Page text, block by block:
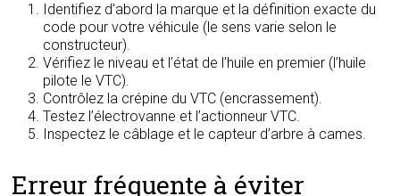
Identifiez d’abord la marque et la définition exacte du
code pour votre véhicule (le sens varie selon le
constructeur).
Vérifiez le niveau et l’état de l’huile en premier (l’huile
pilote le VTC).
Contrôlez la crépine du VTC (encrassement).
Testez l’électrovanne et l’actionneur VTC.
Inspectez le câblage et le capteur d’arbre à cames.
Erreur fréquente à éviter